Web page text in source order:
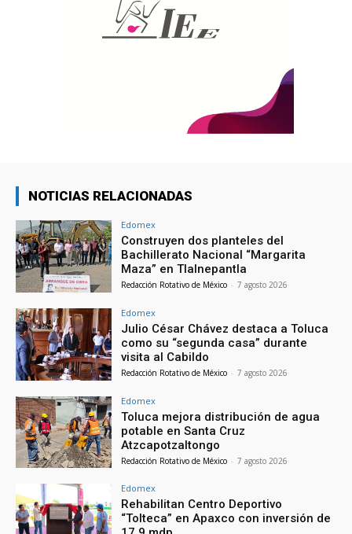
NOTICIAS RELACIONADAS
Edomex
Construyen dos planteles del
Bachillerato Nacional “Margarita
Maza” en Tlalnepantla
Redacción Rotativo de México - 7 agosto 2026
Edomex
Julio César Chávez destaca a Toluca
como su “segunda casa” durante
visita al Cabildo
Redacción Rotativo de México - 7 agosto 2026
Edomex
Toluca mejora distribución de agua
potable en Santa Cruz
Atzcapotzaltongo
Redacción Rotativo de México - 7 agosto 2026
Edomex
Rehabilitan Centro Deportivo
“Tolteca” en Apaxco con inversión de